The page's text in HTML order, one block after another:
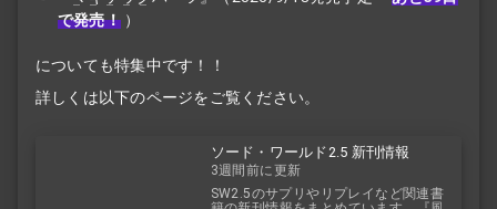
で発売！ ）
についても特集中です！！
詳しくは以下のページをご覧ください。
ソード・ワールド2.5 新刊情報
3週間前に更新
SW2.5のサプリやリプレイなど関連書